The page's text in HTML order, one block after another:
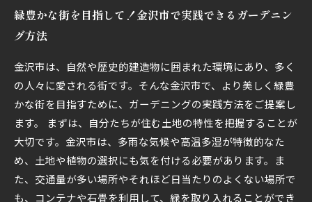
緑豊かな街を目指して！金沢市で実践できるガーデニン
グ方法
金沢市は、自然や歴史的建造物に囲まれた環境にあり、多く
の人々に愛される街です。そんな金沢市で、より美しく緑豊
かな街を目指すために、ガーデニングの実践方法をご提案し
ます。 まずは、自分たちが住む土地の特性を把握することが
大切です。金沢市は、多雨な気候や高温多湿が特徴的なた
め、土地や植物の選択にも気を付ける必要があります。ま
た、交通量が多い場所やそれほど日当たりのよくない場所で
も、コンテナや石畳を利用して、緑を取り入れることができ